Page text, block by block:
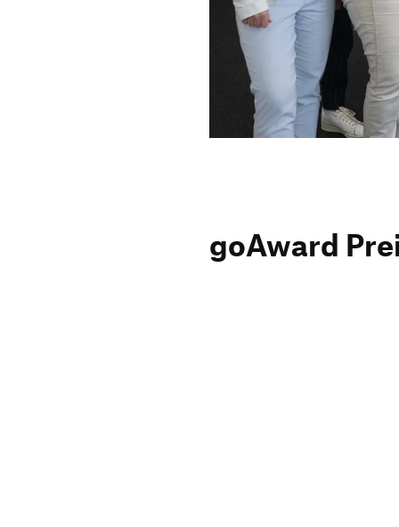
goAward